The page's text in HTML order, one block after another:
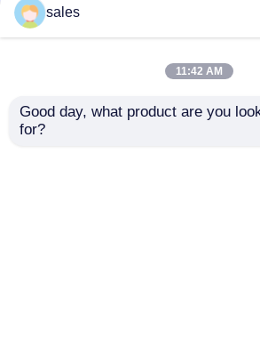
4D29G31-04003
Helikopter Çatal Aracı
sales
11:42 AM
Good day, what product are you
for?